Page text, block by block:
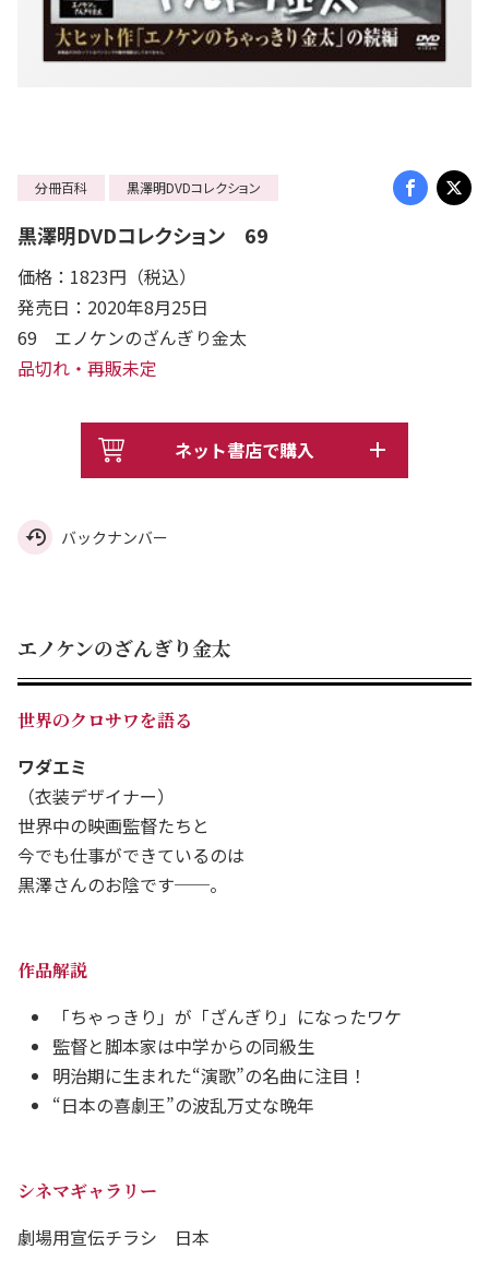
分冊百科 黒澤明DVDコレクション
黒澤明DVDコレクション 69
価格：1823円（税込）
発売日：2020年8月25日
69 エノケンのざんぎり金太
品切れ・再販未定
ネット書店で購入
バックナンバー
エノケンのざんぎり金太
世界のクロサワを語る
ワダエミ
（衣装デザイナー）
世界中の映画監督たちと
今でも仕事ができているのは
黒澤さんのお陰です──。
作品解説
「ちゃっきり」が「ざんぎり」になったワケ
監督と脚本家は中学からの同級生
明治期に生まれた“演歌”の名曲に注目！
“日本の喜劇王”の波乱万丈な晩年
シネマギャラリー
劇場用宣伝チラシ 日本